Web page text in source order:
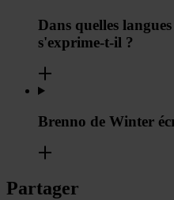
Dans quelles
s'exprime-t-il ?
Brenno de Winter
Partager